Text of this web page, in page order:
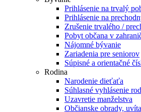
Prihlásenie na trvalý
Prihlásenie na
Zrušenie trvalého /
Pobyt občana v
Nájomné bývanie
Zariadenia pre seniorov
Súpisné a orientačné
Rodina
Narodenie dieťaťa
Súhlasné vyhlásenie
Uzavretie manželstva
Občianske obrady,